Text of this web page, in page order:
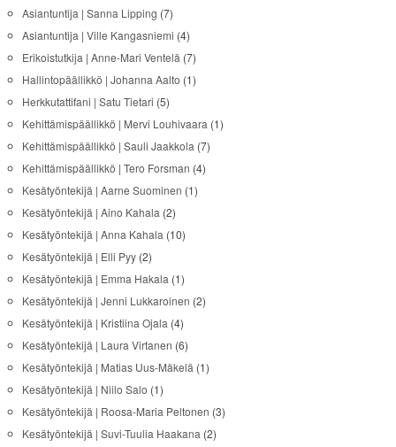
Asiantuntija | Sanna Lipping (7)
Asiantuntija | Ville Kangasniemi (4)
Erikoistutkija | Anne-Mari Ventelä (7)
Hallintopäällikkö | Johanna Aalto (1)
Herkkutattifani | Satu Tietari (5)
Kehittämispäällikkö | Mervi Louhivaara (1)
Kehittämispäällikkö | Sauli Jaakkola (7)
Kehittämispäällikkö | Tero Forsman (4)
Kesätyöntekijä | Aarne Suominen (1)
Kesätyöntekijä | Aino Kahala (2)
Kesätyöntekijä | Anna Kahala (10)
Kesätyöntekijä | Elli Pyy(2)
Kesätyöntekijä | Emma Hakala (1)
Kesätyöntekijä | Jenni Lukkaroinen (2)
Kesätyöntekijä | Kristiina Ojala (4)
Kesätyöntekijä | Laura Virtanen (6)
Kesätyöntekijä | Matias Uus-Mäkelä (1)
Kesätyöntekijä | Niilo Salo (1)
Kesätyöntekijä | Roosa-Maria Peltonen (3)
Kesätyöntekijä | Suvi-Tuulia Haakana (2)